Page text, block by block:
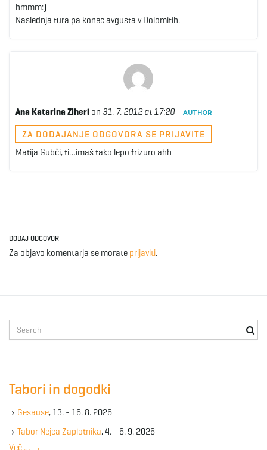
hmmm:)
Naslednja tura pa konec avgusta v Dolomitih.
Ana Katarina Ziherl on 31. 7. 2012 at 17:20 AUTHOR
ZA DODAJANJE ODGOVORA SE PRIJAVITE
Matija Gubči, ti…imaš tako lepo frizuro ahh
DODAJ ODGOVOR
Za objavo komentarja se morate prijaviti.
e
e
y
w
Tabori in dogodki
Gesause, 13. - 16. 8. 2026
Tabor Nejca Zaplotnika, 4. - 6. 9. 2026
Več … →